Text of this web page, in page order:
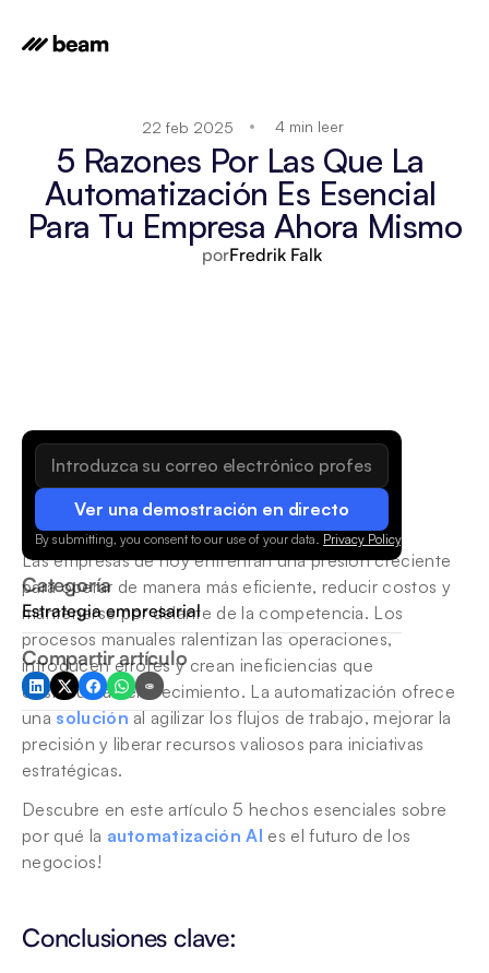
22 feb 2025 4 min leer
5 Razones Por Las Que La
Automatización Es Esencial
Para Tu Empresa Ahora Mismo
porFredrik Falk
Ver una demostración en directo
By submitting, you consent to our use of your data. Privacy Policy.
Categoría
Estrategia empresarial
Compartir artículo
Las empresas de hoy enfrentan una presión creciente
para operar de manera más eficiente, reducir costos y
mantenerse por delante de la competencia. Los
procesos manuales ralentizan las operaciones,
introducen errores y crean ineficiencias que
obstaculizan el crecimiento. La automatización ofrece
una solución al agilizar los flujos de trabajo, mejorar la
precisión y liberar recursos valiosos para iniciativas
estratégicas.
Descubre en este artículo 5 hechos esenciales sobre
por qué la automatización AI es el futuro de los
negocios!
Conclusiones clave: